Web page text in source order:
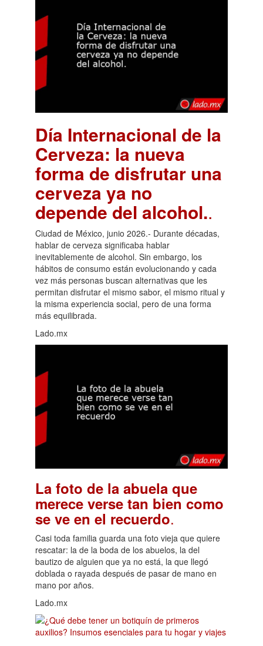
Día Internacional de la
Cerveza: la nueva
forma de disfrutar una
cerveza ya no
depende del alcohol..
Ciudad de México, junio 2026.- Durante décadas,
hablar de cerveza significaba hablar
inevitablemente de alcohol. Sin embargo, los
hábitos de consumo están evolucionando y cada
vez más personas buscan alternativas que les
permitan disfrutar el mismo sabor, el mismo ritual y
la misma experiencia social, pero de una forma
más equilibrada.
Lado.mx
La foto de la abuela que
merece verse tan bien como
se ve en el recuerdo.
Casi toda familia guarda una foto vieja que quiere
rescatar: la de la boda de los abuelos, la del
bautizo de alguien que ya no está, la que llegó
doblada o rayada después de pasar de mano en
mano por años.
Lado.mx